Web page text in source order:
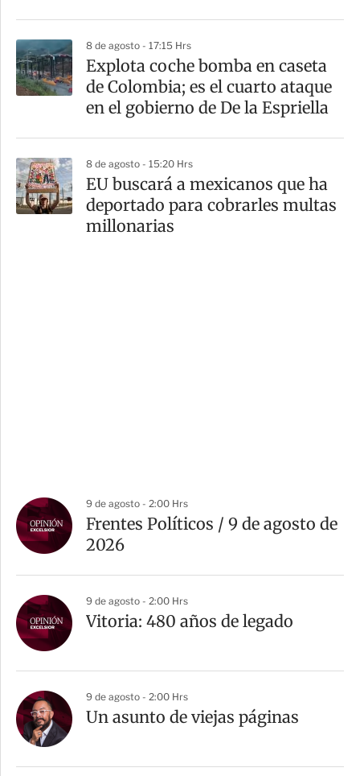
8 de agosto - 17:15 Hrs
Explota coche bomba en caseta
de Colombia; es el cuarto ataque
en el gobierno de De la Espriella
8 de agosto - 15:20 Hrs
EU buscará a mexicanos que ha
deportado para cobrarles multas
millonarias
9 de agosto - 2:00 Hrs
Frentes Políticos / 9 de agosto de
2026
9 de agosto - 2:00 Hrs
Vitoria: 480 años de legado
9 de agosto - 2:00 Hrs
Un asunto de viejas páginas